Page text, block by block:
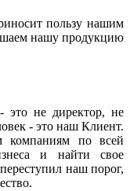
пользу нашим
нашу продукцию
это не директор, не
- это наш Клиент.
компаниям по всей
и найти свое
наш порог,